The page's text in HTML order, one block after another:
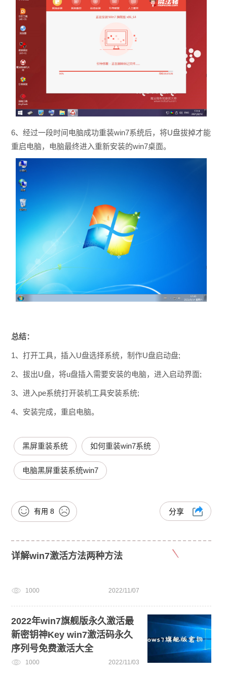
6、经过一段时间电脑成功重装win7系统后，将U盘拔掉才能
重启电脑，电脑最终进入重新安装的win7桌面。
总结：
1、打开工具，插入U盘选择系统，制作U盘启动盘;
2、拔出U盘，将u盘插入需要安装的电脑，进入启动界面;
3、进入pe系统打开装机工具安装系统;
4、安装完成，重启电脑。
黑屏重装系统 如何重装win7系统
电脑黑屏重装系统win7
有用 8 分享
详解win7激活方法两种方法
1000 2022/11/07
2022年win7旗舰版永久激活最
新密钥神Key win7激活码永久
序列号免费激活大全
1000 2022/11/03